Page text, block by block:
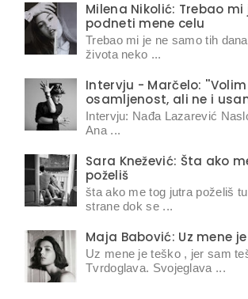
Milena Nikolić: Trebao mi
podneti mene celu
Trebao mi je ne samo tih
života neko ...
Intervju - Marčelo: ''Volim
osamljenost, ali ne i
Intervju: Nađa Lazarević
Ana ...
Sara Knežević: Šta ako
poželiš
šta ako me tog jutra poželiš
strane dok se ...
Maja Babović: Uz mene
Uz mene je teško , jer sam
Tvrdoglava. Svojeglava ...